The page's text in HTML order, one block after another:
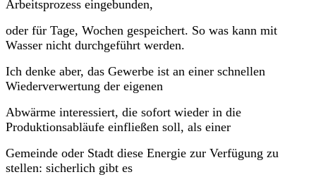
Arbeitsprozess eingebunden,
oder für Tage, Wochen gespeichert. So was kann mit
Wasser nicht durchgeführt werden.
Ich denke aber, das Gewerbe ist an einer schnellen
Wiederverwertung der eigenen
Abwärme interessiert, die sofort wieder in die
Produktionsabläufe einfließen soll, als einer
Gemeinde oder Stadt diese Energie zur Verfügung zu
stellen: sicherlich gibt es